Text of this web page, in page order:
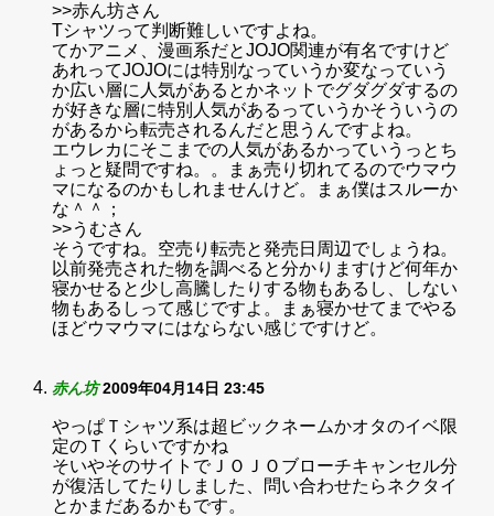
>>赤ん坊さん
Tシャツって判断難しいですよね。
てかアニメ、漫画系だとJOJO関連が有名ですけど
あれってJOJOには特別なっていうか変なっていう
か広い層に人気があるとかネットでグダグダするの
が好きな層に特別人気があるっていうかそういうの
があるから転売されるんだと思うんですよね。
エウレカにそこまでの人気があるかっていうっとち
ょっと疑問ですね。。まぁ売り切れてるのでウマウ
マになるのかもしれませんけど。まぁ僕はスルーか
な＾＾；
>>うむさん
そうですね。空売り転売と発売日周辺でしょうね。
以前発売された物を調べると分かりますけど何年か
寝かせると少し高騰したりする物もあるし、しない
物もあるしって感じですよ。まぁ寝かせてまでやる
ほどウマウマにはならない感じですけど。
赤ん坊 2009年04月14日 23:45
やっぱＴシャツ系は超ビックネームかオタのイベ限
定のＴくらいですかね
そいやそのサイトでＪＯＪＯブローチキャンセル分
が復活してたりしました、問い合わせたらネクタイ
とかまだあるかもです。